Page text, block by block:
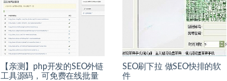
【亲测】php开发的SEO外链
工具源码，可免费在线批量
SEO刷下拉 做SEO快排的软
件